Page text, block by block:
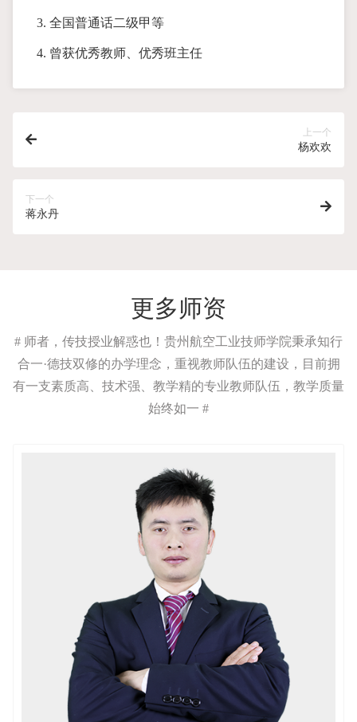
3. 全国普通话二级甲等
4. 曾获优秀教师、优秀班主任
上一个
杨欢欢
下一个
蒋永丹
更多师资
# 师者，传技授业解惑也！贵州航空工业技师学院秉承知行
合一·德技双修的办学理念，重视教师队伍的建设，目前拥
有一支素质高、技术强、教学精的专业教师队伍，教学质量
始终如一 #